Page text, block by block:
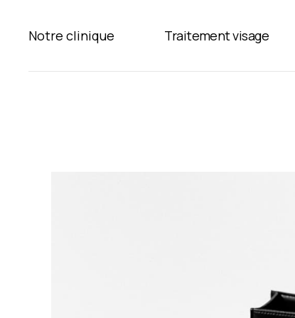
Notre clinique Traitement visage